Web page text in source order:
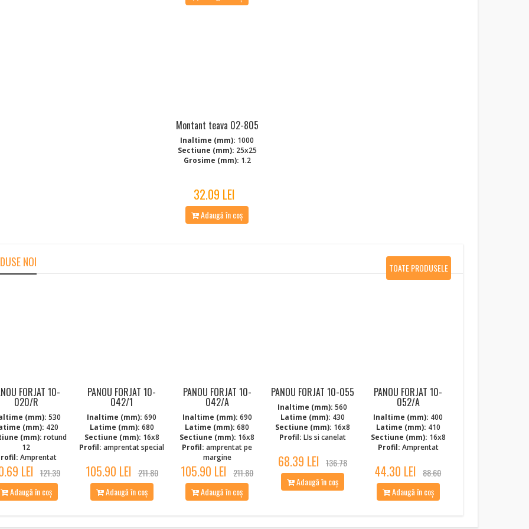
Montant teava 02-805
Inaltime (mm): 1000
Sectiune (mm): 25x25
Grosime (mm): 1.2
32.09 LEI
Adaugă în coș
NOI
FORJAT 10-
020/R
(mm): 530
(mm): 420
(mm): rotund
12
Amprentat
LEI 121.39
Adaugă în coș
PANOU FORJAT 10-
042/1
Inaltime (mm): 690
Latime (mm): 680
Sectiune (mm): 16x8
Profil: amprentat special
105.90 LEI 211.80
Adaugă în coș
PANOU FORJAT 10-
042/A
Inaltime (mm): 690
Latime (mm): 680
Sectiune (mm): 16x8
Profil: amprentat pe
margine
105.90 LEI 211.80
Adaugă în coș
PANOU FORJAT 10-055
Inaltime (mm): 560
Latime (mm): 430
Sectiune (mm): 16x8
Profil: LIs si canelat
68.39 LEI 136.78
Adaugă în coș
PANOU FORJAT 10-
052/A
Inaltime (mm): 400
Latime (mm): 410
Sectiune (mm): 16x8
Profil: Amprentat
44.30 LEI 88.60
Adaugă în coș
TOATE PRODUSELE